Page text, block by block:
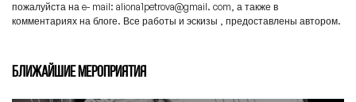
пожалуйста на e- mail: aliona1petrova@gmail. com, а также в
комментариях на блоге. Все работы и эскизы , предоставлены автором.
БЛИЖАЙШИЕ МЕРОПРИЯТИЯ